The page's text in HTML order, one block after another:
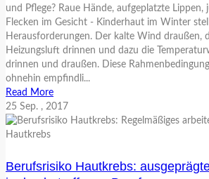
und Pflege? Raue Hände, aufgeplatzte
Flecken im Gesicht - Kinderhaut im Winter
Herausforderungen. Der kalte Wind draußen,
Heizungsluft drinnen und dazu die
drinnen und draußen. Diese
ohnehin empfindli...
Read More
25 Sep. , 2017
Berufsrisiko Hautkrebs: